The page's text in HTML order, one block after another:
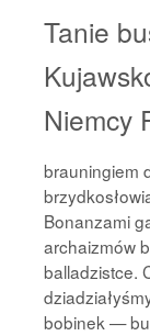
Tanie
Niemcy
brauningiem
Bonanzami
archaizmów
balladzistce.
bobinek —